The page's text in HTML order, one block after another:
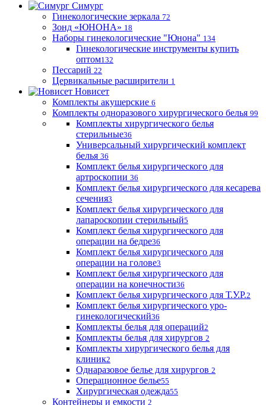
Симург
Гинекологические зеркала 72
Зонд «ЮНОНА» 18
Наборы гинекологические "Юнона" 134
Гинекологические инструменты купить
оптом132
Пессарий 22
Цервикальные расширители 1
Новисет
Комплекты акушерские 6
Комплекты одноразового хирургического белья 99
Комплекты хирургического белья
стерильные36
Универсальный хирургический комплект
белья 36
Комплект белья хирургического для
артроскопии 36
Комплект белья хирургического для кесарева
сечения3
Комплект белья хирургического для
лапароскопии стерильный5
Комплект белья хирургического для
операции на бедре36
Комплект белья хирургического для
операции на голове3
Комплект белья хирургического для
операции на конечности36
Комплект белья хирургического для Т.У.Р.2
Комплект белья хирургического уро-
гинекологический36
Комплекты белья для операций2
Комплекты белья для хирургов 2
Комплекты хирургического белья для
клиник2
Однаразовое белье для хирургов 2
Операционное белье55
Хирургическая одежда55
Контейнеры и емкости 2